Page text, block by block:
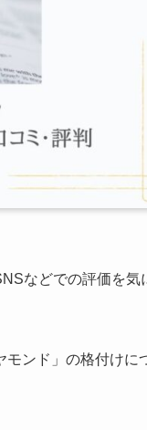
などでの評価を気
ンド」の格付けに